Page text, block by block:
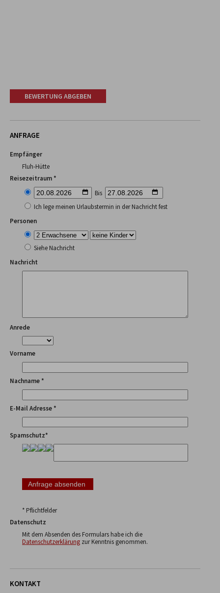
BEWERTUNG ABGEBEN
ANFRAGE
Empfänger
Fluh-Hütte
Reisezeitraum *
Bis
Ich lege meinen Urlaubstermin in der Nachricht fest
Personen
Siehe Nachricht
Nachricht
Anrede
Vorname
Nachname *
E-Mail Adresse *
Spamschutz*
* Pflichtfelder
Datenschutz
Mit dem Absenden des Formulars habe ich die
Datenschutzerklärung zur Kenntnis genommen.
KONTAKT